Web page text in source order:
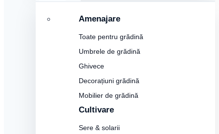
Amenajare
Toate pentru grădină
Umbrele de grădină
Ghivece
Decorațiuni grădină
Mobilier de grădină
Cultivare
Sere & solarii